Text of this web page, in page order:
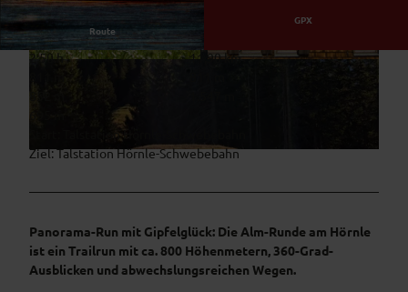
© Naturpark Ammergauer Alpen e.V.
Route
GPX
2:50 h
11,90 km
Start: Talstation Hörnle-Schwebebahn
Ziel: Talstation Hörnle-Schwebebahn
Panorama-Run mit Gipfelglück: Die Alm-Runde am Hörnle
ist ein Trailrun mit ca. 800 Höhenmetern, 360-Grad-
Ausblicken und abwechslungsreichen Wegen.